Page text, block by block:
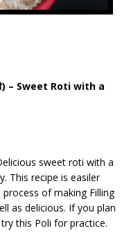
) – Sweet Roti with a
sweet roti with a
This recipe is easiler
process of making Filling
as delicious. If you plan
this Poli for practice.